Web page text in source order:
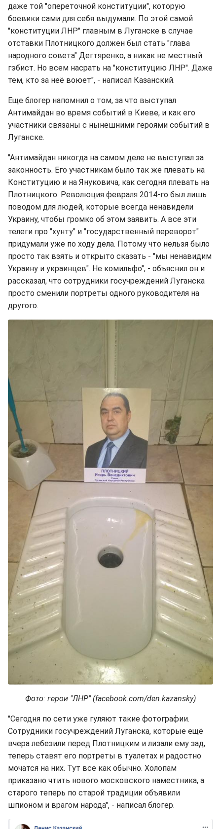
даже той "опереточной конституции", которую
боевики сами для себя выдумали. По этой самой
"конституции ЛНР" главным в Луганске в случае
отставки Плотницкого должен был стать "глава
народного совета" Дегтяренко, а никак не местный
гэбист. Но всем насрать на "конституцию ЛНР". Даже
тем, кто за неё воюет", - написал Казанский.
Еще блогер напомнил о том, за что выступал
Антимайдан во время событий в Киеве, и как его
участники связаны с нынешними героями событий в
Луганске.
"Антимайдан никогда на самом деле не выступал за
законность. Его участникам было так же плевать на
Конституцию и на Януковича, как сегодня плевать на
Плотницкого. Революция февраля 2014-го был лишь
поводом для людей, которые всегда ненавидели
Украину, чтобы громко об этом заявить. А все эти
телеги про "хунту" и "государственный переворот"
придумали уже по ходу дела. Потому что нельзя было
просто так взять и открыто сказать - "мы ненавидим
Украину и украинцев". Не комильфо", - объяснил он и
рассказал, что сотрудники госучреждений Луганска
просто сменили портреты одного руководителя на
другого.
Фото: герои "ЛНР" (facebook.com/den.kazansky)
"Сегодня по сети уже гуляют такие фотографии.
Сотрудники госучреждений Луганска, которые ещё
вчера лебезили перед Плотницким и лизали ему зад,
теперь ставят его портреты в туалетах и радостно
мочатся на них. Тут все как обычно. Холопам
приказано чтить нового московского наместника, а
старого теперь по старой традиции объявили
шпионом и врагом народа", - написал блогер.